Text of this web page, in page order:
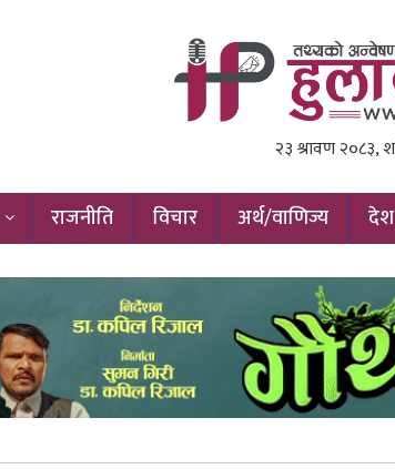
राजनीति विचार अर्थ/वाणिज्य देश